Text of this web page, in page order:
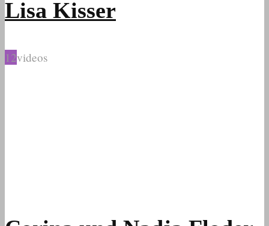
Lisa Kisser
12videos